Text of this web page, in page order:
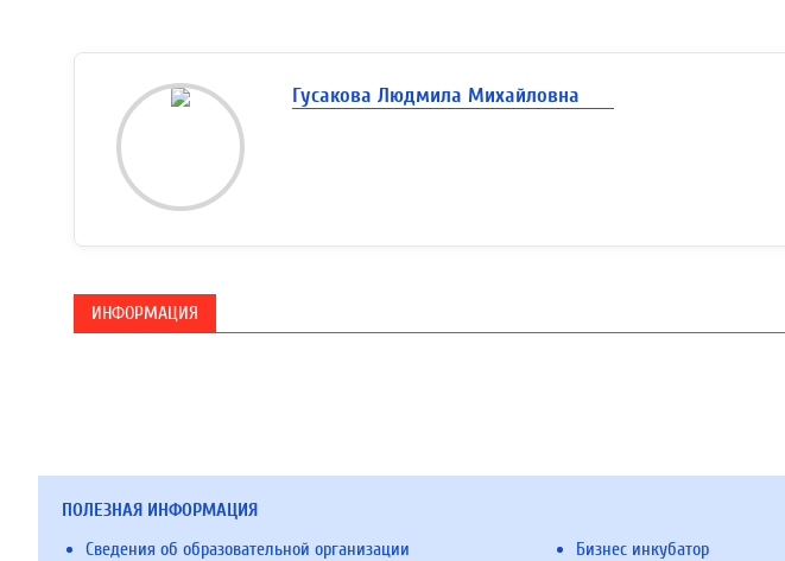
Гусакова Людмила Михайловна
ИНФОРМАЦИЯ
ПОЛЕЗНАЯ ИНФОРМАЦИЯ
Сведения об образовательной организации
Бизнес инкубатор